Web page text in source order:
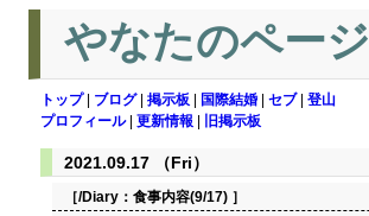
やなたのページ
トップ| ブログ| 掲示板 国際結婚 セブ| 登山
プロフィール| 更新情報 旧掲示板
2021.09.17 （Fri）
［/Diary： 食事内容(9/17) ］